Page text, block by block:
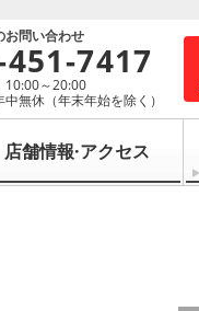
お問い合わせ
7417
10:00～20:00
無休（年末年始を除く）
店舗情報·アクセス